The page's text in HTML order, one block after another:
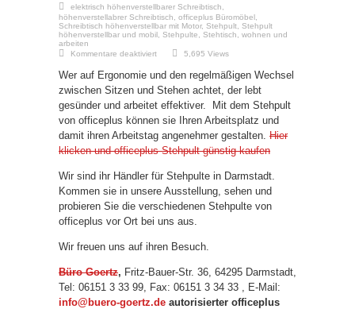
elektrisch höhenverstellbarer Schreibtisch
höhenverstellabrer Schreibtisch
officeplus Büromöbel
Schreibtisch höhenverstellbar mit Motor, Stehpult Stehpult
höhenverstellbar und mobil Stehpulte Stehtisch
wohnen und
arbeiten
Kommentare deaktiviertfür
Stehpult
günstig
kaufen
5,695 Views
Wer auf Ergonomie und den regelmäßigen Wechsel
zwischen Sitzen und Stehen achtet, der lebt
gesünder und arbeitet effektiver. Mit dem Stehpult
von officeplus können sie Ihren Arbeitsplatz und
damit ihren Arbeitstag angenehmer gestalten. Hier
klicken und officeplus Stehpult günstig kaufen
Wir sind ihr Händler für Stehpulte in Darmstadt.
Kommen sie in unsere Ausstellung, sehen und
probieren Sie die verschiedenen Stehpulte von
officeplus vor Ort bei uns aus.
Wir freuen uns auf ihren Besuch.
Büro Goertz, Fritz-Bauer-Str. 36, 64295 Darmstadt,
Tel: 06151 3 33 99, Fax: 06151 3 34 33 , E-Mail:
info@buero-goertz.de autorisierter officeplus